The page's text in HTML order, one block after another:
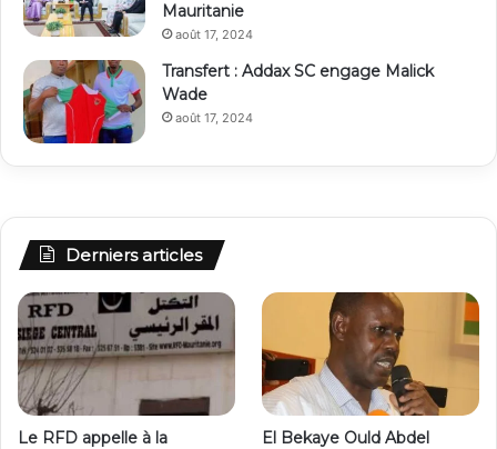
Mauritanie
août 17, 2024
Transfert : Addax SC engage Malick
Wade
août 17, 2024
Derniers articles
Le RFD appelle à la
El Bekaye Ould Abdel